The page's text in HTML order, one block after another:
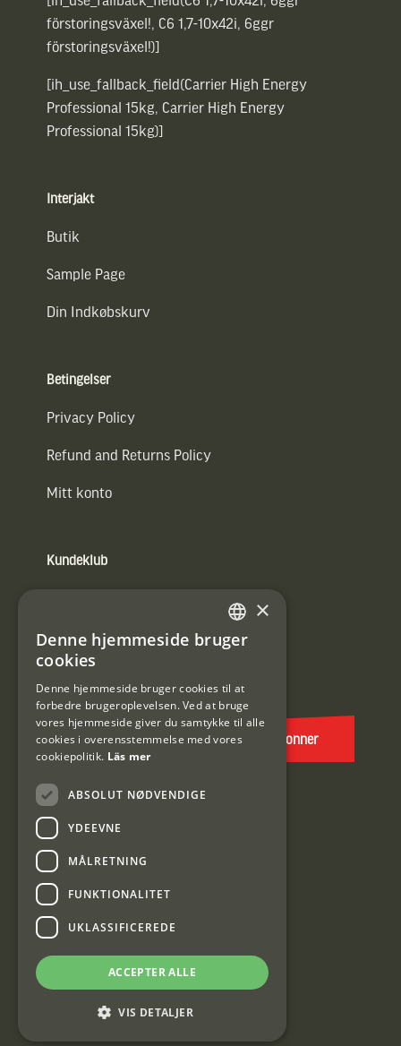
förstoringsväxel!, C6 1,7-10x42i, 6ggr
förstoringsväxel!)]
[ih_use_fallback_field(Carrier High Energy
Professional 15kg, Carrier High Energy
Professional 15kg)]
Interjakt
Butik
Sample Page
Din Indkøbskurv
Betingelser
Privacy Policy
Refund and Returns Policy
Mitt konto
Kundeklub
E-
post
(Påkrævet)
Abonner
Interjakt DK
Interjakt Sweden AB, Årjäng
Org: 553222-3915
SWEDISH
×
Denne hjemmeside bruger
cookies
Denne hjemmeside bruger cookies til at
forbedre brugeroplevelsen. Ved at bruge
vores hjemmeside giver du samtykke til alle
cookies i overensstemmelse med vores
cookiepolitik. Läs mer
ABSOLUT NØDVENDIGE
YDEEVNE
MÅLRETNING
FUNKTIONALITET
UKLASSIFICEREDE
ACCEPTER ALLE
VIS DETALJER